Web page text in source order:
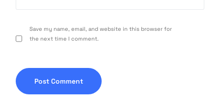
Save my name, email, and website in this browser for
the next time I comment.